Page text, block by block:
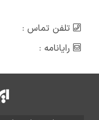
تلفن تماس :
رایانامه :